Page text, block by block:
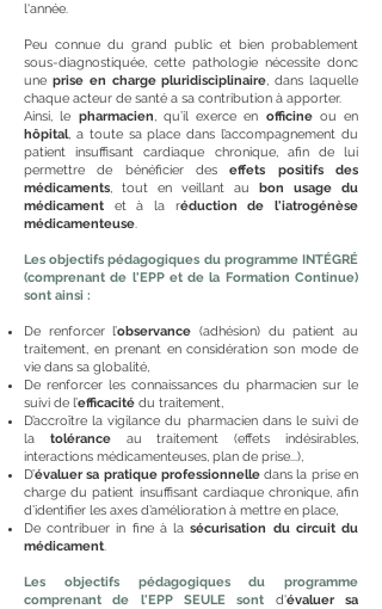
l'année.
Peu connue du grand public et bien probablement
sous-diagnostiquée, cette pathologie nécessite donc
une prise en charge pluridisciplinaire, dans laquelle
chaque acteur de santé a sa contribution à apporter.
Ainsi, le pharmacien, qu’il exerce en officineou en
hôpital, a toute sa place dans l’accompagnement du
patient insuffisant cardiaque chronique, afin de lui
permettre de bénéficier deseffets positifs des
médicaments, tout en veillant au bon usage du
médicament et à la réduction de l'iatrogénèse
médicamenteuse.
Les objectifs pédagogiques du programme INTÉGRÉ
(comprenant de l'EPP et de la Formation Continue)
sont ainsi :
De renforcer l’observance (adhésion) du patient au
traitement, en prenant en considération son mode de
vie dans sa globalité,
De renforcer les connaissances du pharmacien sur le
suivi de l’efficacité du traitement,
D’accroître la vigilance du pharmacien dans le suivi de
la toléranceau traitement (effets indésirables,
interactions médicamenteuses, plan de prise...),
D’évaluer sa pratique professionnelledans la prise en
charge du patient insuffisant cardiaque chronique, afin
d’identifier les axes d’amélioration à mettre en place,
De contribuer in fine à lasécurisation du circuit du
médicament.
Les objectifs pédagogiques du programme
comprenant de l'EPP SEULE sont d'évaluer sa